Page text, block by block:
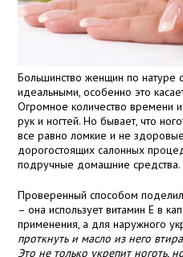
Большинство женщин по натуре
идеальными, особенно это
Огромное количество времени и
рук и ногтей. Но бывает, что
все равно ломкие и не
дорогостоящих салонных
подручные домашние средства.
Проверенный способом
– она использует витамин Е в
применения, а для наружного
проткнуть и масло из него
Это не только укрепит ноготь,